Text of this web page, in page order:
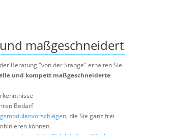
maßgeschneidert
Beratung "von der Stange" erhalten Sie
und kompett maßgeschneiderte
Bedarf
, die Sie ganz frei
können.